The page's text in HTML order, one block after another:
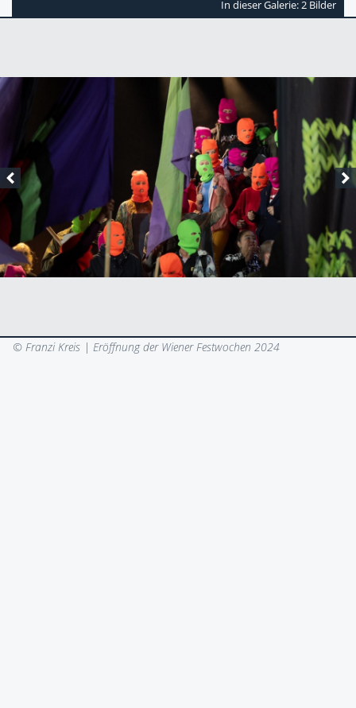
In dieser Galerie: 2 Bilder
© Franzi Kreis | Eröffnung der Wiener Festwochen 2024